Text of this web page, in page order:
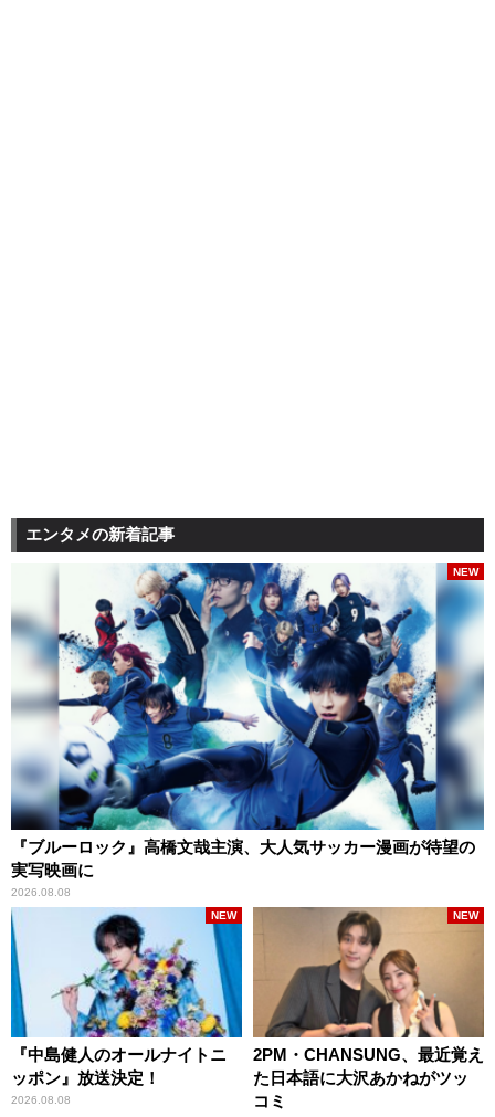
エンタメの新着記事
『ブルーロック』高橋文哉主演、大人気サッカー漫画が待望の
実写映画に
2026.08.08
NEW
『中島健人のオールナイトニ
ッポン』放送決定！
2026.08.08
NEW
2PM・CHANSUNG、最近覚え
た日本語に大沢あかねがツッ
コミ
NEW